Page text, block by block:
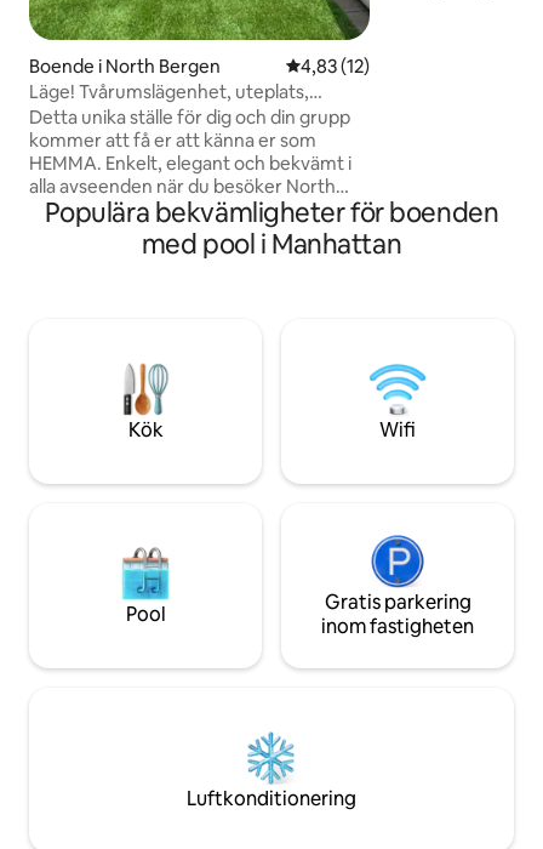
Boende i North Bergen 4,83 av 5 i genomsnittligt
4,83 (12)
Läge! Tvårumslägenhet, uteplats,
jacuzzi, nära NYC!
Detta unika ställe för dig och din grupp
kommer att få er att känna er som
HEMMA. Enkelt, elegant och bekvämt i
alla avseenden när du besöker North
Jersey. Läget är allt på detta ställe, 20
minuters bilresa till NEW YORK, 5
minuters promenad till den bästa
North Jersey. Många bekvämligheter
hemma så att du inte vill gå ut. Detta
boende har allt för din vistelse.
dem. Ladan är öppen, bara badrummen
har dörrar.
Populära bekvämligheter för boenden
med pool i Manhattan
Kök Wifi
Pool
Gratis parkering
inom fastigheten
Luftkonditionering